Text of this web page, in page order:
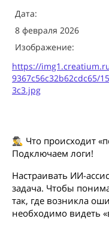
Дата:
8 февраля 2026
Изображение:
https://
9367c56c32b62cdc65/
3c3.jpg
🕵️‍♂️ Что происходит
Подключаем логи!
Настраивать ИИ-
задача. Чтобы
так, где возникла
необходимо видеть